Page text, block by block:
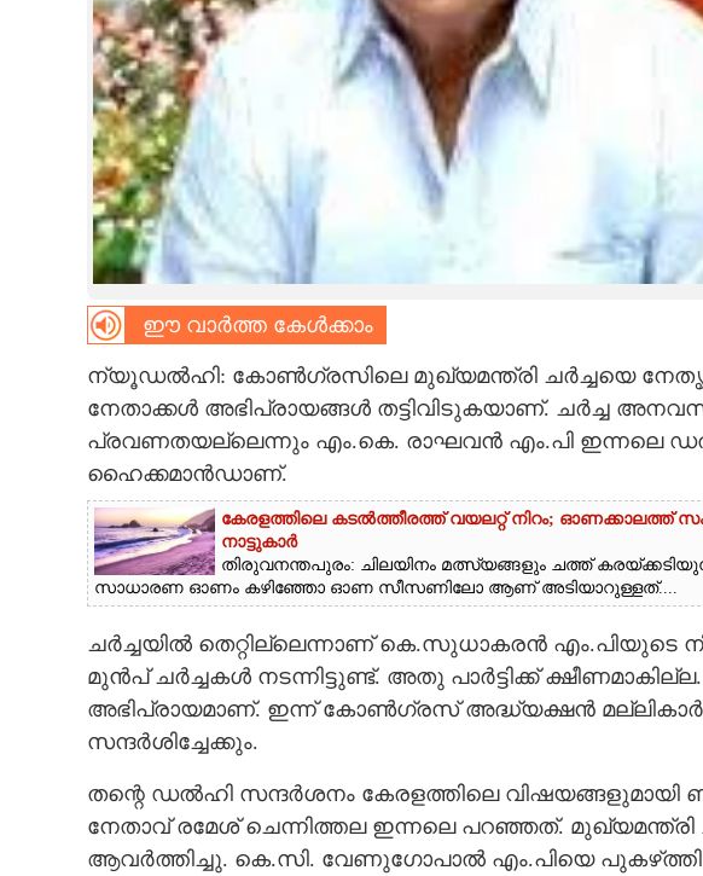
LIFESTYLE
SPIRITUAL
CARTOONS
LITERATURE
CONTACT US
ഈ വാർത്ത കേൾക്കാം
ന്യൂഡൽഹി: കോൺഗ്രസിലെ മുഖ്യമന്ത്രി ചർച്ചയെ
നേതാക്കൾ അഭിപ്രായങ്ങൾ തട്ടിവിടുകയാണ്. ചർച്ച
പ്രവണതയല്ലെന്നും എം.കെ. രാഘവൻ എം.പി ഇന്നലെ
ഹൈക്കമാൻഡാണ്.
കേരളത്തിലെ കടൽത്തീരത്ത് വയലറ്റ് നിറം; ഓണക്കാലത്ത്
നാട്ടുകാർ
തിരുവനന്തപുരം: ചിലയിനം മത്സ്യങ്ങളും ചത്ത്
സാധാരണ ഓണം കഴിഞ്ഞോ ഓണ സീസണിലോ ആണ് അടിയാറുള്ളത്....
ചർച്ചയിൽ തെറ്റില്ലെന്നാണ് കെ.സുധാകരൻ എം.പിയുടെ
മുൻപ് ചർച്ചകൾ നടന്നിട്ടുണ്ട്. അതു പാർട്ടിക്ക്
അഭിപ്രായമാണ്. ഇന്ന് കോൺഗ്രസ് അദ്ധ്യക്ഷൻ
സന്ദർശിച്ചേക്കും.
തന്റെ ഡൽഹി സന്ദർശനം കേരളത്തിലെ വിഷയങ്ങളുമായി
നേതാവ് രമേശ് ചെന്നിത്തല ഇന്നലെ പറഞ്ഞത്.
ആവർത്തിച്ചു. കെ.സി. വേണുഗോപാൽ എം.പിയെ